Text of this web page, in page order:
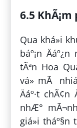
6.5 KhÃ¡m
Qua khá»i
báº¡n
tÃªn Hoa
vá» mÃ
Äáº·t
nhÆ° mÃ¬nh
giá»i tháº§n